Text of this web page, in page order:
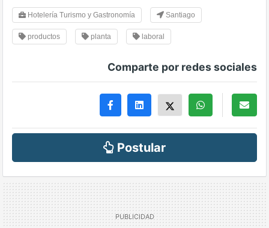
Hotelería Turismo y Gastronomía Santiago
productos planta laboral
Comparte por redes sociales
Postular